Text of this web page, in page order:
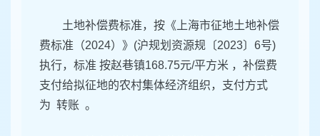
土地补偿费标准，按《上海市征地土地补偿
费标准（2024）》(沪规划资源规〔2023〕6号)
执行，标准 按赵巷镇168.75元/平方米 ，补偿费
支付给拟征地的农村集体经济组织，支付方式
为 转账 。